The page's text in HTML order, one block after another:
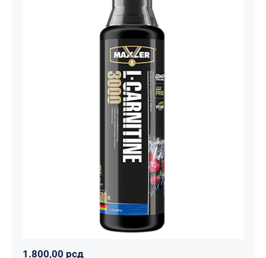
Carnitine Liquid Comfortable Shape
3000 – 500 ml
Mršavko Svi proizvodi
1.800,00рсд
1.800,00 рсд